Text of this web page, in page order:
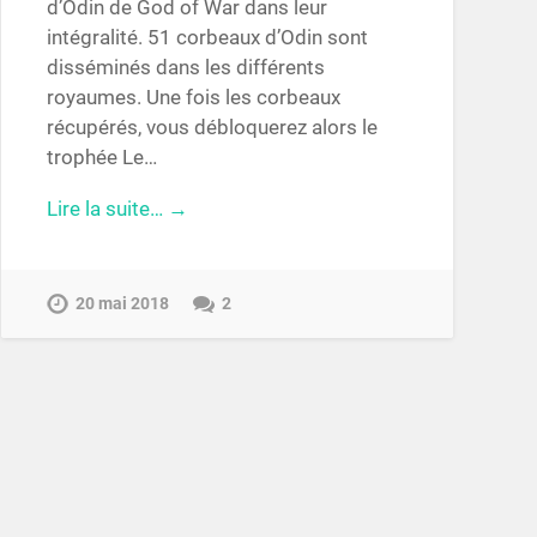
d’Odin de God of War dans leur
intégralité. 51 corbeaux d’Odin sont
disséminés dans les différents
royaumes. Une fois les corbeaux
récupérés, vous débloquerez alors le
trophée Le…
Lire la suite… →
20 mai 2018 2